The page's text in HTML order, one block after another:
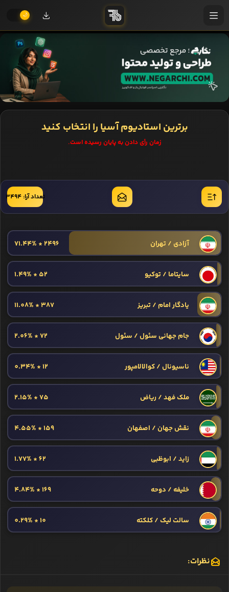
برترین استادیوم آسیا را انتخاب کنید
زمان رأی دادن به پایان رسیده است.
تعداد آرا: 3494
آزادی / تهران 2496 * 71.44%
سایتاما / توکیو 52 * 1.49%
یادگار امام / تبریز 387 * 11.08%
جام جهانی سئول / سئول 72 * 2.06%
ناسیونال / کوالالامپور 12 * 0.34%
ملک فهد / ریاض 75 * 2.15%
نقش جهان / اصفهان 159 * 4.55%
زاید / ابوظبی 62 * 1.77%
خلیفه / دوحه 169 * 4.84%
سالت لیک / کلکته 10 * 0.29%
نظرات: